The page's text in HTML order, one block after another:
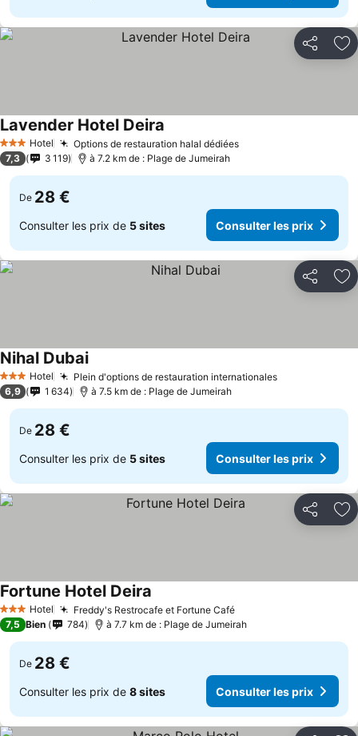
Partager
3 ÉtoilesHotel Options de restauration halal dédiéesConsulter les prix
Lavender Hotel Deira
7,3 3 119 à 7.2 km de : Plage de Jumeirah
De 28 €
Consulter les prix de 5 sites Consulter les prix
Partager
3 ÉtoilesHotel Plein d'options de restauration internationalesConsulter
Nihal DubaiConsulter les prix
6,9 1 634 à 7.5 km de : Plage de Jumeirah
De 28 €
Consulter les prix de 5 sites Consulter les prix
Partager
3 ÉtoilesHotel Freddy's Restrocafe et Fortune CaféConsulter les prix
Fortune Hotel Deira
7,5 Bien 784 à 7.7 km de : Plage de Jumeirah
De 28 €
Consulter les prix de 8 sites Consulter les prix